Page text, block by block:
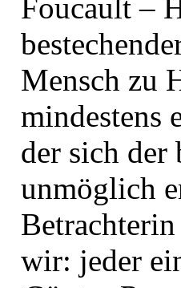
Foucault –
Mensch zu
mindestens
der sich der
unmöglich
wir: jeder